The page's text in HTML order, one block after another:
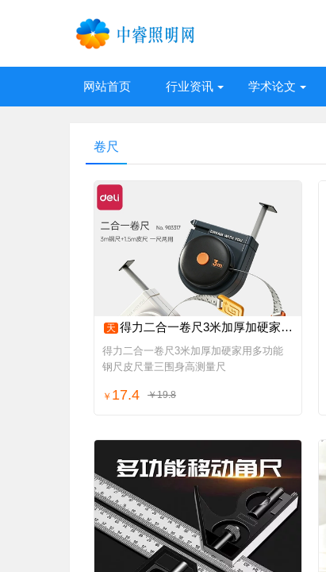
网站首页 行业资讯 学术论文
卷尺
天 得力二合一卷尺3米加厚加硬家用多功能钢尺皮尺量三围身高测量尺
得力二合一卷尺3米加厚加硬家用多功能
钢尺皮尺量三围身高测量尺
￥ 17.4 ￥19.8